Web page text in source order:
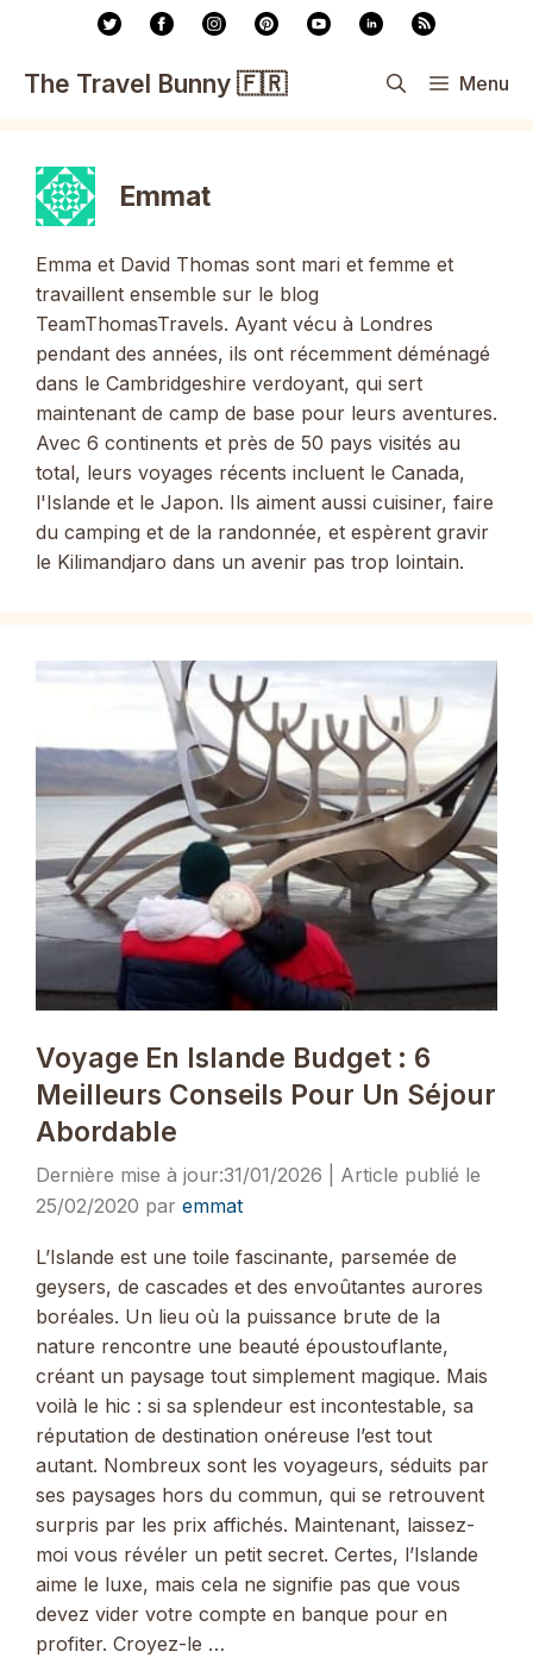
contenu
The Travel Bunny 🇫🇷 Menu
Emmat
Emma et David Thomas sont mari et femme et
travaillent ensemble sur le blog
TeamThomasTravels. Ayant vécu à Londres
pendant des années, ils ont récemment déménagé
dans le Cambridgeshire verdoyant, qui sert
maintenant de camp de base pour leurs aventures.
Avec 6 continents et près de 50 pays visités au
total, leurs voyages récents incluent le Canada,
l'Islande et le Japon. Ils aiment aussi cuisiner, faire
du camping et de la randonnée, et espèrent gravir
le Kilimandjaro dans un avenir pas trop lointain.
Voyage En Islande Budget : 6
Meilleurs Conseils Pour Un Séjour
Abordable
31/01/2026
25/02/2020 par emmat
L’Islande est une toile fascinante, parsemée de
geysers, de cascades et des envoûtantes aurores
boréales. Un lieu où la puissance brute de la
nature rencontre une beauté époustouflante,
créant un paysage tout simplement magique. Mais
voilà le hic : si sa splendeur est incontestable, sa
réputation de destination onéreuse l’est tout
autant. Nombreux sont les voyageurs, séduits par
ses paysages hors du commun, qui se retrouvent
surpris par les prix affichés. Maintenant, laissez-
moi vous révéler un petit secret. Certes, l’Islande
aime le luxe, mais cela ne signifie pas que vous
devez vider votre compte en banque pour en
profiter. Croyez-le …